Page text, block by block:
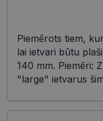
Piemērots tiem,
lai ietvari būtu
140 mm. Piemēri:
"large" ietvarus